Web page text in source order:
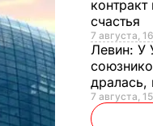
счастья
7 августа,
Левин: У
дралась,
7 августа,